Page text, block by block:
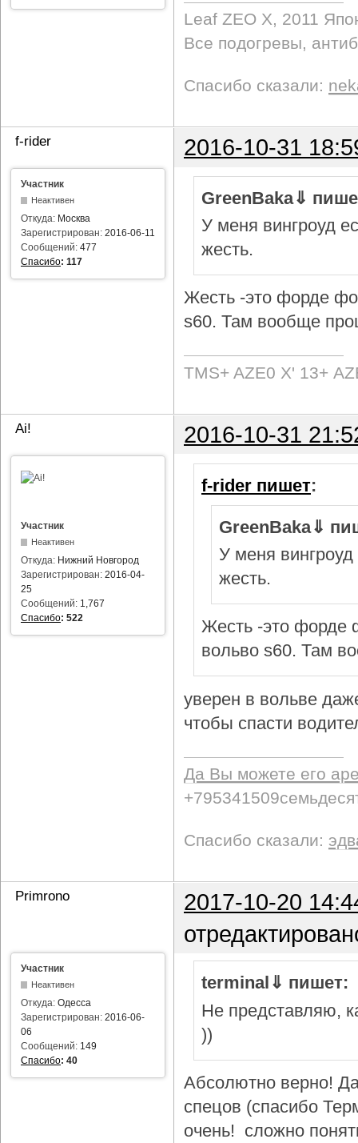
Leaf ZEO Х, 2011
Все подогревы,
Спасибо сказали:
f-rider 2016-10-31
Участник
Неактивен
Откуда: Москва
Зарегистрирован: 2016-06-11
Сообщений: 477
Спасибо: 117
GreenBaka⇓
У меня вингроуд
жесть.
Жесть -это форде
s60. Там вообще
TMS+ AZE0 Х' 13+
Ai! 2016-10-31
Участник
Неактивен
Откуда: Нижний Новгород
Зарегистрирован: 2016-04-
25
Сообщений: 1,767
Спасибо: 522
f-rider пишет:
GreenBaka⇓
У меня вингроуд
жесть.
Жесть -это форде
вольво s60. Там
уверен в вольве
чтобы спасти
Да Вы можете его
Спасибо сказали:
Primrono
2017-10-20
Участник
Неактивен
Откуда: Одесса
Зарегистрирован: 2016-06-
06
Сообщений: 149
Спасибо: 40
terminal⇓ пишет:
Не представляю,
))
Абсолютно верно!
спецов (спасибо
очень! сложно